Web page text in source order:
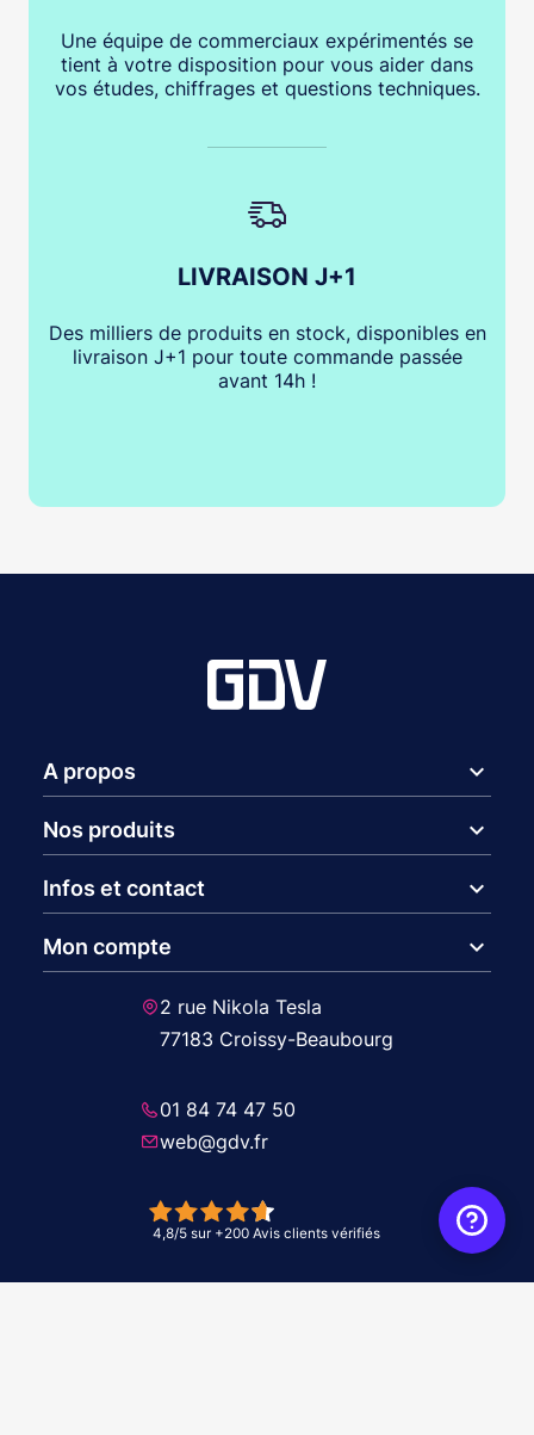
Une équipe de commerciaux expérimentés se
tient à votre disposition pour vous aider dans
vos études, chiffrages et questions techniques.
LIVRAISON J+1
Des milliers de produits en stock, disponibles en
livraison J+1 pour toute commande passée
avant 14h !
A propos expand_more
Nos produits expand_more
Infos et contact expand_more
Mon compte expand_more
2 rue Nikola Tesla
77183 Croissy-Beaubourg
01 84 74 47 50
web@gdv.fr